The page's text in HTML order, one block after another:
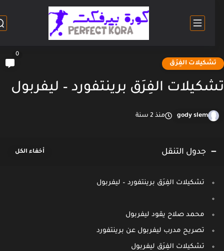
الفِرَق
الفِرَق برينتفورد – ليفربول
gody slem منذ 2 سنة
جدول التنقل
تشكيلات الفِرَق برينتفورد – ليفربول
محمد صلاح يقود ليفربول
تصريح مدرب ليفربول عن برينتفورد
تشكيلات الفِرَق ليفربول